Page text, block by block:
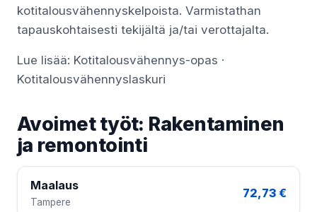
kotitalousvähennyskelpoista. Varmistathan
tapauskohtaisesti tekijältä ja/tai verottajalta.
Lue lisää: Kotitalousvähennys-opas ·
Kotitalousvähennyslaskuri
Avoimet työt: Rakentaminen
ja remontointi
Maalaus
Tampere
72,73 €